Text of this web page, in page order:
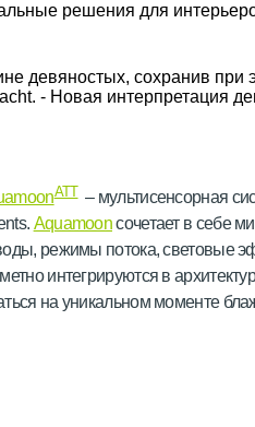
решения для
девяностых, сохранив при
- Новая интерпретация
ATT – мультисенсорная
Aquamoonсочетает в себе
режимы потока, световые
интегрируются в
на уникальном моменте